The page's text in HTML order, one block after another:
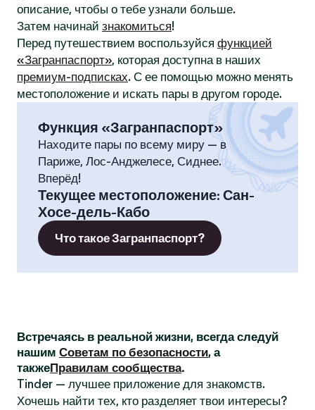
описание, чтобы о тебе узнали больше.
Затем начинай знакомиться!
Перед путешествием воспользуйся функцией
«Загранпаспорт», которая доступна в наших
премиум-подписках. С ее помощью можно менять
местоположение и искать пары в другом городе.
Функция «Загранпаспорт»
Находите пары по всему миру — в
Париже, Лос-Анджелесе, Сиднее.
Вперёд!
Текущее местоположение: Сан-
Хосе-дель-Кабо
Что такое Загранпаспорт?
Встречаясь в реальной жизни, всегда следуй
нашим Советам по безопасности, а
такжеПравилам сообщества.
Tinder — лучшее приложение для знакомств.
Хочешь найти тех, кто разделяет твои интересы?